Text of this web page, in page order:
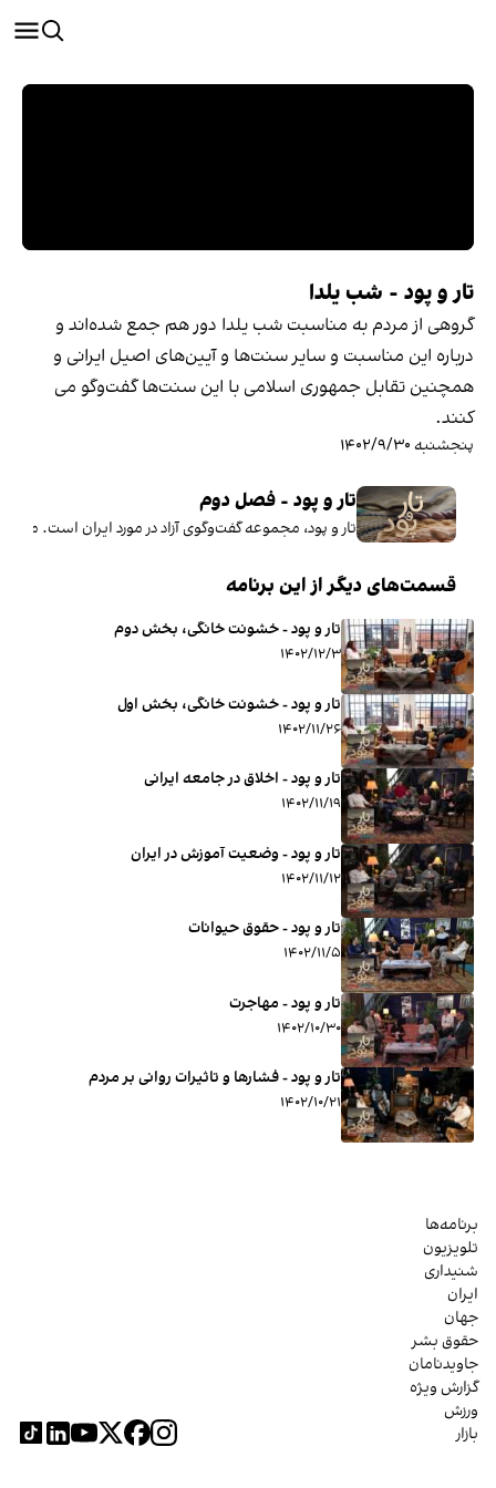
تار و پود - شب یلدا
گروهی از مردم به مناسبت شب یلدا دور هم جمع شده‌اند و
درباره این مناسبت و سایر سنت‌ها و آیین‌های اصیل ایرانی و
همچنین تقابل جمهوری اسلامی با این سنت‌ها گفت‌وگو می
کنند.
پنجشنبه ۱۴۰۲/۹/۳۰
تار و پود - فصل دوم
تار و پود، مجموعه گفت‌وگوی آزاد در مورد ایران است.
قسمت‌های دیگر از این برنامه
تار و پود - خشونت خانگی، بخش دوم
۱۴۰۲/۱۲/۳
تار و پود - خشونت خانگی، بخش اول
۱۴۰۲/۱۱/۲۶
تار و پود - اخلاق در جامعه ایرانی
۱۴۰۲/۱۱/۱۹
تار و پود - وضعیت آموزش در ایران
۱۴۰۲/۱۱/۱۲
تار و پود - حقوق حیوانات
۱۴۰۲/۱۱/۵
تار و پود - مهاجرت
۱۴۰۲/۱۰/۳۰
تار و پود - فشارها و تاثیرات روانی بر مردم
۱۴۰۲/۱۰/۲۱
برنامه‌ها
تلویزیون
شنیداری
ایران
جهان
حقوق بشر
جاویدنامان
گزارش ویژه
ورزش
بازار